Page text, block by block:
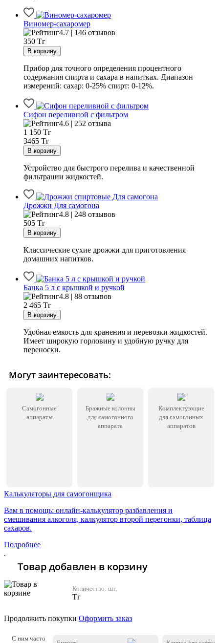
Виномер-сахаромер
4.7 | 146 отзывов
350 Тг
Прибор для точного определения процентного
содержания спирта и сахара в напитках. Диапазон
измерений: сахар: 0-25% спирт: 0-12%.
Сифон переливной с фильтром
4.6 | 252 отзыва
1 150 Тг
3465 Тг
Устройство для быстрого перелива и качественной
фильтрации жидкостей.
Дрожжи Для самогона
4.8 | 248 отзывов
505 Тг
Классические сухие дрожжи для приготовления
домашних напитков.
Банка 5 л с крышкой и ручкой
4.8 | 88 отзывов
2 465 Тг
Удобная емкость для хранения и перевозки жидкостей.
Имеет широкую горловину и удобную ручку для
переноски.
Могут заинтересовать:
Самогонные
аппараты
Бражные колонны
для самогонного
аппарата
Комплектующие
для самогонных
аппаратов
Калькуляторы для самогонщика
Вам в помощь: онлайн-калькулятор разбавления и
смешивания алкоголя, калкулятор второй перегонки, таблица
сахаров.
Подробнее
.
Товар добавлен в корзину
Количество: шт.
Тг
Продолжить покупки Оформить заказ
С ним часто